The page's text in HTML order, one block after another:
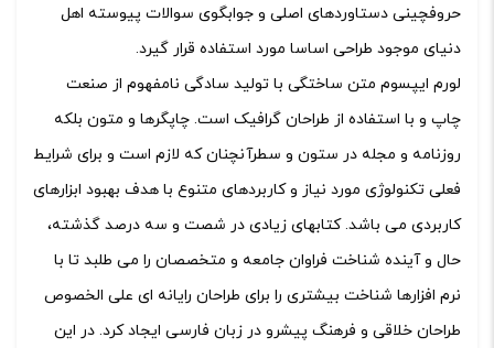
حروفچینی دستاوردهای اصلی و جوابگوی سوالات پیوسته اهل
دنیای موجود طراحی اساسا مورد استفاده قرار گیرد.
لورم ایپسوم متن ساختگی با تولید سادگی نامفهوم از صنعت
چاپ و با استفاده از طراحان گرافیک است. چاپگرها و متون بلکه
روزنامه و مجله در ستون و سطرآنچنان که لازم است و برای شرایط
فعلی تکنولوژی مورد نیاز و کاربردهای متنوع با هدف بهبود ابزارهای
کاربردی می باشد. کتابهای زیادی در شصت و سه درصد گذشته،
حال و آینده شناخت فراوان جامعه و متخصصان را می طلبد تا با
نرم افزارها شناخت بیشتری را برای طراحان رایانه ای علی الخصوص
طراحان خلاقی و فرهنگ پیشرو در زبان فارسی ایجاد کرد. در این